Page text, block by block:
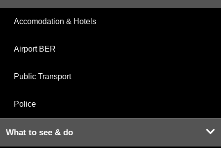
Accomodation & Hotels
Airport BER
Public Transport
Police
What to see & do